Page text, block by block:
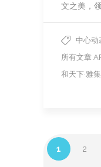
文之美，
中心动
所有文章
和天下·雅
1 2